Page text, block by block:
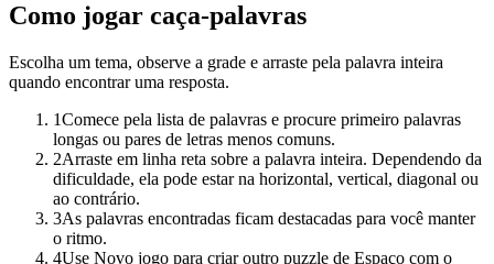
Como jogar caça-palavras
Escolha um tema, observe a grade e arraste pela palavra inteira
quando encontrar uma resposta.
1Comece pela lista de palavras e procure primeiro palavras
longas ou pares de letras menos comuns.
2Arraste em linha reta sobre a palavra inteira. Dependendo da
dificuldade, ela pode estar na horizontal, vertical, diagonal ou
ao contrário.
3As palavras encontradas ficam destacadas para você manter
o ritmo.
4Use Novo jogo para criar outro puzzle de Espaço com o